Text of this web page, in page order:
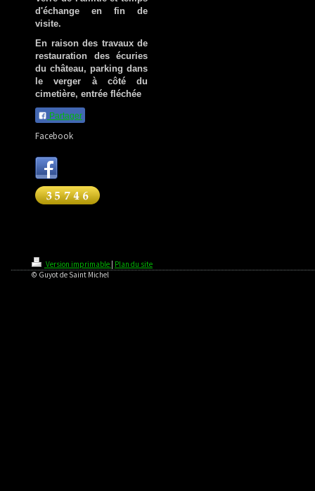
d'échange en fin de
visite.
En raison des travaux de
restauration des écuries
du château, parking dans
le verger à côté du
cimetière, entrée fléchée
Partager
Facebook
Version imprimable | Plan du site
© Guyot de Saint Michel